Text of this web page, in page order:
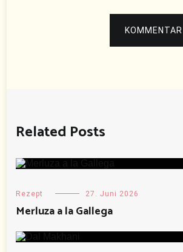
Related Posts
Rezept 27. Juni 2026
Merluza a la Gallega